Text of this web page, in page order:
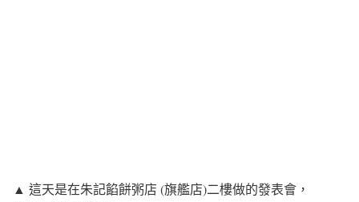
▲ 這天是在朱記餡餅粥店 (旗艦店)二樓做的發表會，